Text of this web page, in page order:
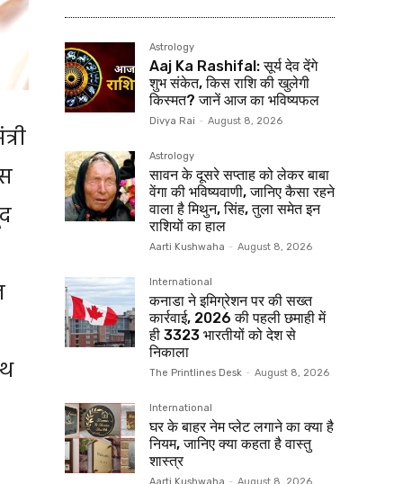
Astrology
Aaj Ka Rashifal: सूर्य देव देंगे
शुभ संकेत, किस राशि की खुलेगी
किस्मत? जानें आज का भविष्यफल
Divya Rai - August 8, 2026
Astrology
सावन के दूसरे सप्ताह को लेकर बाबा
वेंगा की भविष्यवाणी, जानिए कैसा रहने
वाला है मिथुन, सिंह, तुला समेत इन
राशियों का हाल
Aarti Kushwaha - August 8, 2026
International
कनाडा ने इमिग्रेशन पर की सख्त
कार्रवाई, 2026 की पहली छमाही में
ही 3323 भारतीयों को देश से
निकाला
The Printlines Desk - August 8, 2026
International
घर के बाहर नेम प्लेट लगाने का क्या है
नियम, जानिए क्या कहता है वास्तु
शास्त्र
Aarti Kushwaha - August 8, 2026